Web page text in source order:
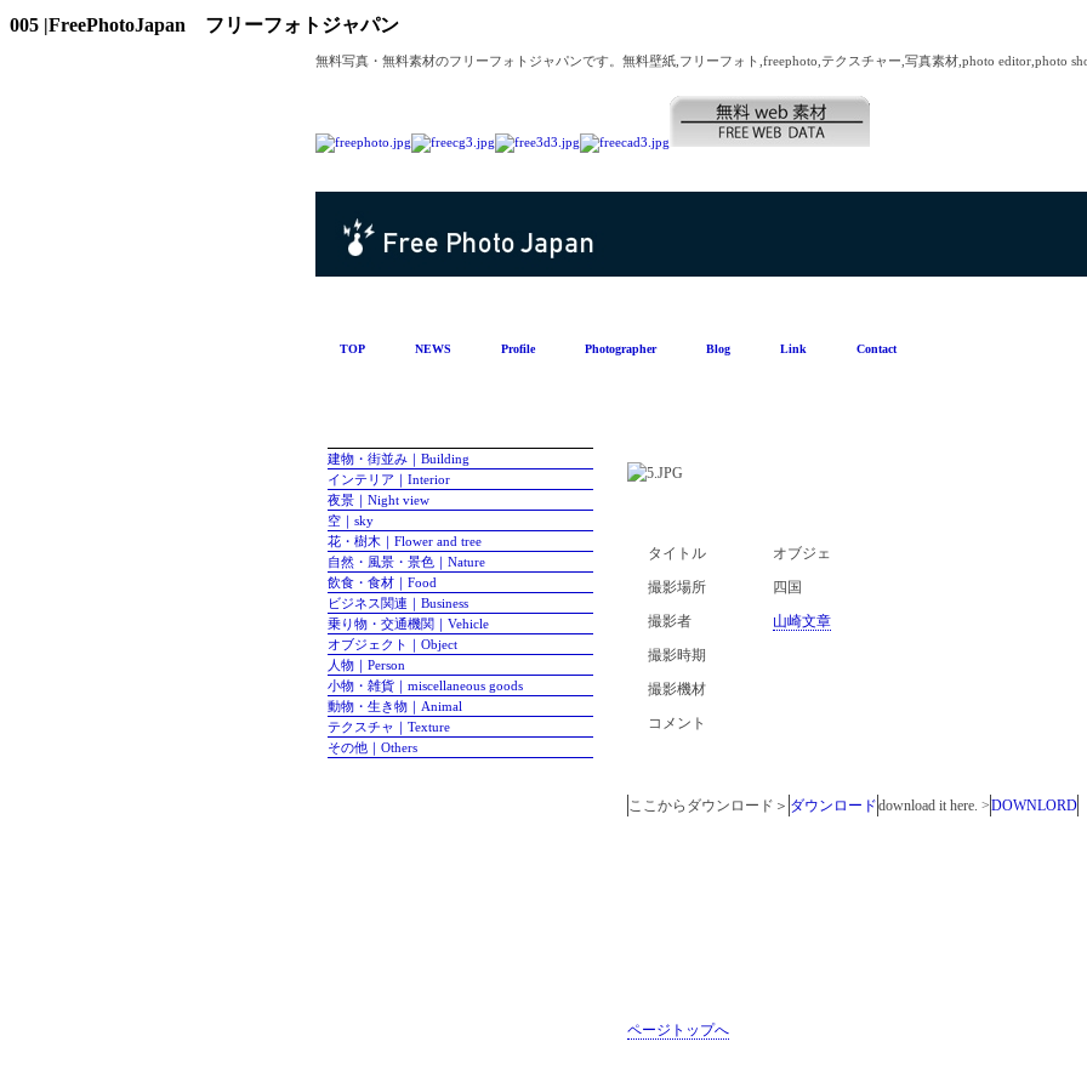
005 |FreePhotoJapan フリーフォトジャパン
無料写真・無料素材のフリーフォトジャパンです。無料壁紙,フリーフォト,freephoto,テクスチャー,写真素材,photo editor,photo
TOP NEWS Profile Photographer Blog Link Contact
タイトル
オブジェ
撮影場所
四国
撮影者
山崎文章
撮影時期
撮影機材
コメント
ここからダウンロード＞ ダウンロードdownload it here. >DOWNLORD
ページトップへ
建物・街並み｜Building
インテリア｜Interior
夜景｜Night view
空｜sky
花・樹木｜Flower and tree
自然・風景・景色｜Nature
飲食・食材｜Food
ビジネス関連｜Business
乗り物・交通機関｜Vehicle
オブジェクト｜Object
人物｜Person
小物・雑貨｜miscellaneous goods
動物・生き物｜Animal
テクスチャ｜Texture
その他｜Others